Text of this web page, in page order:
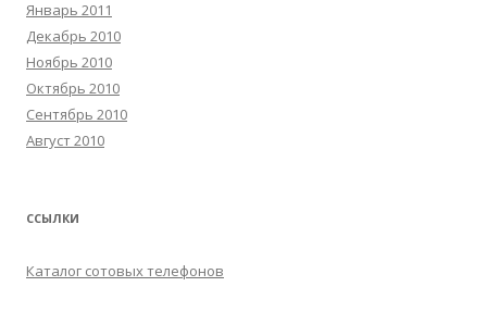
Январь 2011
Декабрь 2010
Ноябрь 2010
Октябрь 2010
Сентябрь 2010
Август 2010
ССЫЛКИ
Каталог сотовых телефонов